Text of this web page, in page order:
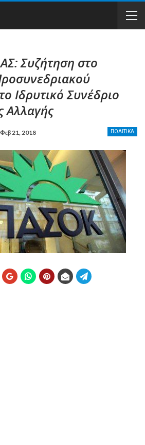
Συζήτηση στο
Ιδρυτικό Συνέδριο
Αλλαγής
ΠΟΛΙΤΙΚΑ
Φεβ 21, 2018